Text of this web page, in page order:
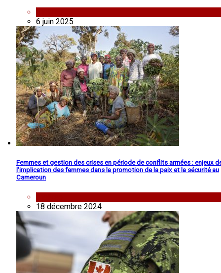
6 juin 2025
Femmes et gestion des crises en période de conflits armées : enjeux
l'implication des femmes dans la promotion de la paix et la sécurité au
Cameroun
18 décembre 2024